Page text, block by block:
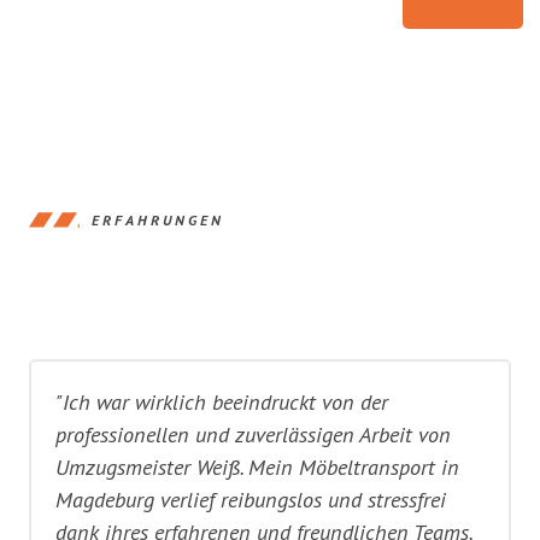
ERFAHRUNGEN
"Ich war wirklich beeindruckt von der
professionellen und zuverlässigen Arbeit von
Umzugsmeister Weiß. Mein Möbeltransport in
Magdeburg verlief reibungslos und stressfrei
dank ihres erfahrenen und freundlichen Teams.